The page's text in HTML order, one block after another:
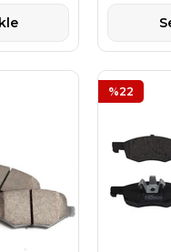
%22